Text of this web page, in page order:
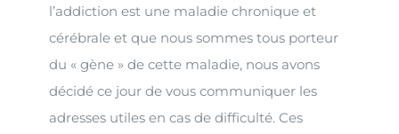
l’addiction est une maladie chronique et
cérébrale et que nous sommes tous porteur
du « gène » de cette maladie, nous avons
décidé ce jour de vous communiquer les
adresses utiles en cas de difficulté. Ces